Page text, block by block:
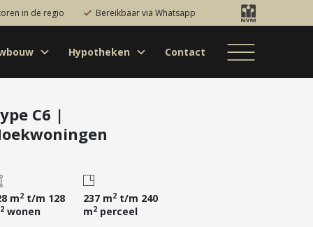
Projectontwikkelaars
in de regio Bereikbaar via Whatsapp
Bestaande bouw
Nieuwbouw
Bedrijfsaanbod
Internationaal
Nieuwbouw
Hypotheken
Hypotheek
Starterslening
Financiële check
Duurzame
Contact
C6 |
m2 t/m 128
2 wonen
237 m2 t/m 240
m2 perceel